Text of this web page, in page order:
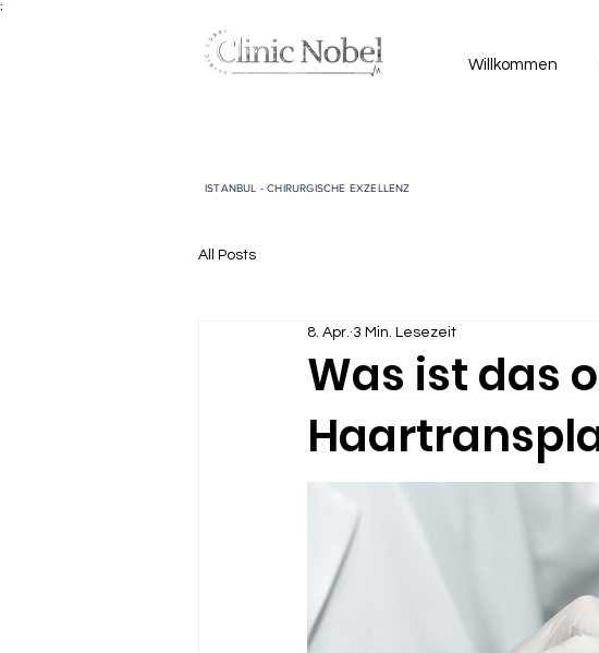
;
Willkommen
ISTANBUL - CHIRURGISCHE EXZELLENZ
All Posts
Was ist das
8. Apr. 3 Min. Lesezeit